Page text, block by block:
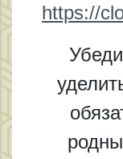
https://